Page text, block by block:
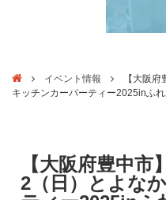
イベント情報
【大阪府
キッチンカーパーティー2025inふ
【大阪府豊中市
2（日）とよな